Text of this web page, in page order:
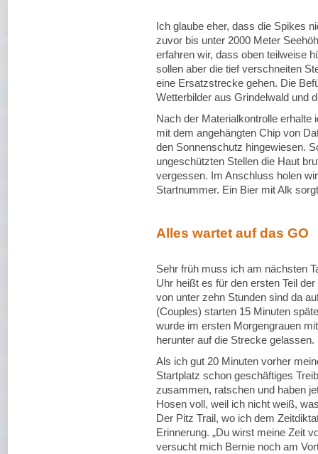
Ich glaube eher, dass die Spikes
zuvor bis unter 2000 Meter
erfahren wir, dass oben teilweise
sollen aber die tief verschneiten
eine Ersatzstrecke gehen. Die
Wetterbilder aus Grindelwald und
Nach der Materialkontrolle erhalte
mit dem angehängten Chip von
den Sonnenschutz hingewiesen.
ungeschützten Stellen die Haut
vergessen. Im Anschluss holen
Startnummer. Ein Bier mit Alk
Alles wartet auf das GO
Sehr früh muss ich am nächsten
Uhr heißt es für den ersten Teil
von unter zehn Stunden sind da
(Couples) starten 15 Minuten
wurde im ersten Morgengrauen
herunter auf die Strecke gelassen.
Als ich gut 20 Minuten vorher
Startplatz schon geschäftiges
zusammen, ratschen und haben
Hosen voll, weil ich nicht weiß,
Der Pitz Trail, wo ich dem
Erinnerung. „Du wirst meine Zeit
versucht mich Bernie noch am